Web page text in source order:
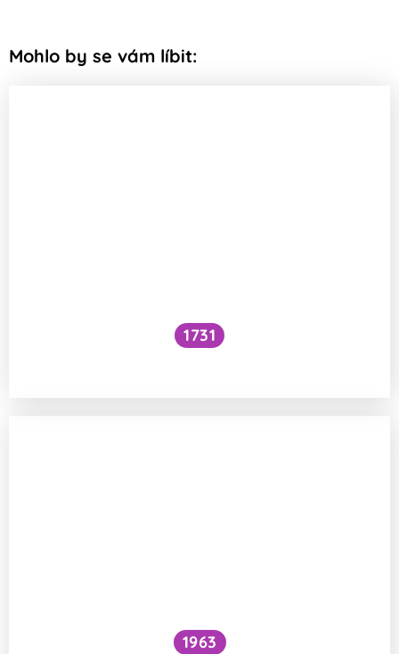
Mohlo by se vám líbit:
1731
1963